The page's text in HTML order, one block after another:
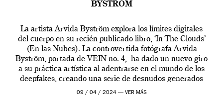
BYSTRÖM
La artista Arvida Byström explora los límites digitales
del cuerpo en su recién publicado libro, ‘In The Clouds’
(En las Nubes). La controvertida fotógrafa Arvida
Byström, portada de VEIN no. 4, ha dado un nuevo giro
a su práctica artística al adentrarse en el mundo de los
deepfakes, creando una serie de desnudos generados
por […]
09 / 04 / 2024 — VER MÁS